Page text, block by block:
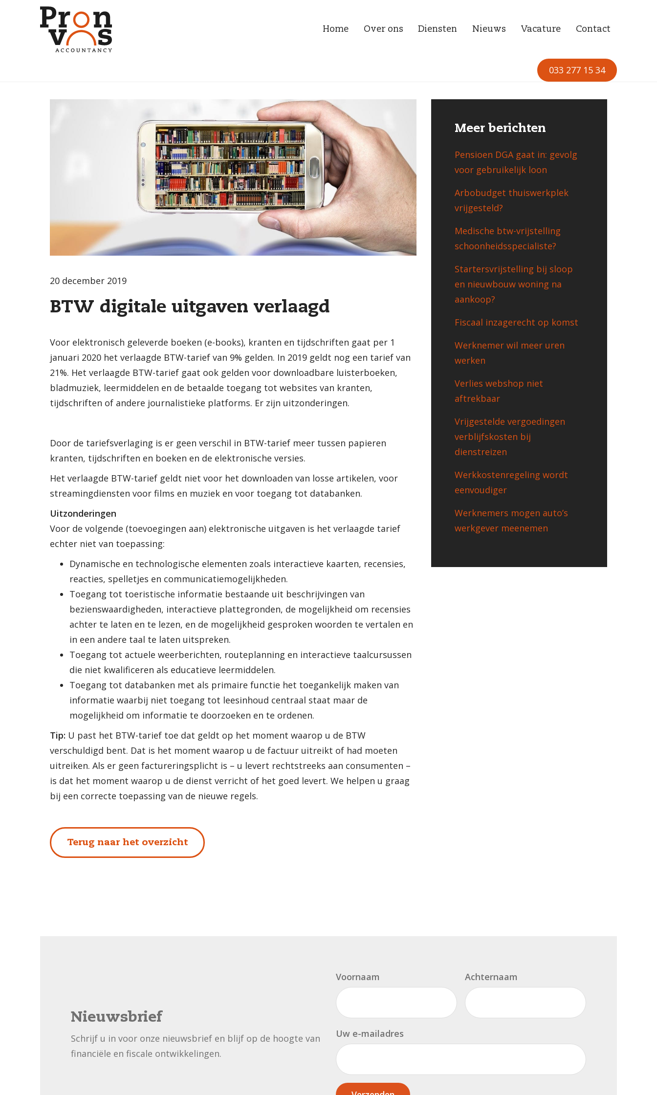
Home Over ons Diensten Nieuws Vacature Contact
033 277 15 34
20 december 2019
BTW digitale uitgaven verlaagd
Voor elektronisch geleverde boeken (e-books), kranten en tijdschriften gaat per 1
januari 2020 het verlaagde BTW-tarief van 9% gelden. In 2019 geldt nog een tarief van
21%. Het verlaagde BTW-tarief gaat ook gelden voor downloadbare luisterboeken,
bladmuziek, leermiddelen en de betaalde toegang tot websites van kranten,
tijdschriften of andere journalistieke platforms. Er zijn uitzonderingen.
Door de tariefsverlaging is er geen verschil in BTW-tarief meer tussen papieren
kranten, tijdschriften en boeken en de elektronische versies.
Het verlaagde BTW-tarief geldt niet voor het downloaden van losse artikelen, voor
streamingdiensten voor films en muziek en voor toegang tot databanken.
Uitzonderingen
Voor de volgende (toevoegingen aan) elektronische uitgaven is het verlaagde tarief
echter niet van toepassing:
Dynamische en technologische elementen zoals interactieve kaarten, recensies,
reacties, spelletjes en communicatiemogelijkheden.
Toegang tot toeristische informatie bestaande uit beschrijvingen van
bezienswaardigheden, interactieve plattegronden, de mogelijkheid om recensies
achter te laten en te lezen, en de mogelijkheid gesproken woorden te vertalen en
in een andere taal te laten uitspreken.
Toegang tot actuele weerberichten, routeplanning en interactieve taalcursussen
die niet kwalificeren als educatieve leermiddelen.
Toegang tot databanken met als primaire functie het toegankelijk maken van
informatie waarbij niet toegang tot leesinhoud centraal staat maar de
mogelijkheid om informatie te doorzoeken en te ordenen.
Tip: U past het BTW-tarief toe dat geldt op het moment waarop u de BTW
verschuldigd bent. Dat is het moment waarop u de factuur uitreikt of had moeten
uitreiken. Als er geen factureringsplicht is – u levert rechtstreeks aan consumenten –
is dat het moment waarop u de dienst verricht of het goed levert. We helpen u graag
bij een correcte toepassing van de nieuwe regels.
Terug naar het overzicht
Meer berichten
Pensioen DGA gaat in: gevolg
voor gebruikelijk loon
Arbobudget thuiswerkplek
vrijgesteld?
Medische btw-vrijstelling
schoonheidsspecialiste?
Startersvrijstelling bij sloop
en nieuwbouw woning na
aankoop?
Fiscaal inzagerecht op komst
Werknemer wil meer uren
werken
Verlies webshop niet
aftrekbaar
Vrijgestelde vergoedingen
verblijfskosten bij
dienstreizen
Werkkostenregeling wordt
eenvoudiger
Werknemers mogen auto’s
werkgever meenemen
Nieuwsbrief
Schrijf u in voor onze nieuwsbrief en blijf op de hoogte van
financiële en fiscale ontwikkelingen.
Voornaam Achternaam
Uw e-mailadres